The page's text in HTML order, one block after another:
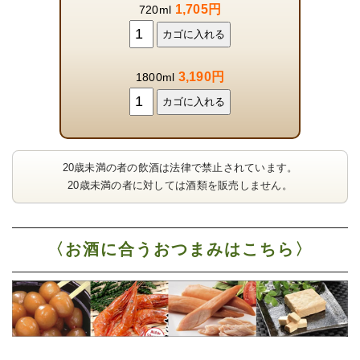
720ml 1,705円
1800ml 3,190円
20歳未満の者の飲酒は法律で禁止されています。
20歳未満の者に対しては酒類を販売しません。
〈お酒に合うおつまみはこちら〉